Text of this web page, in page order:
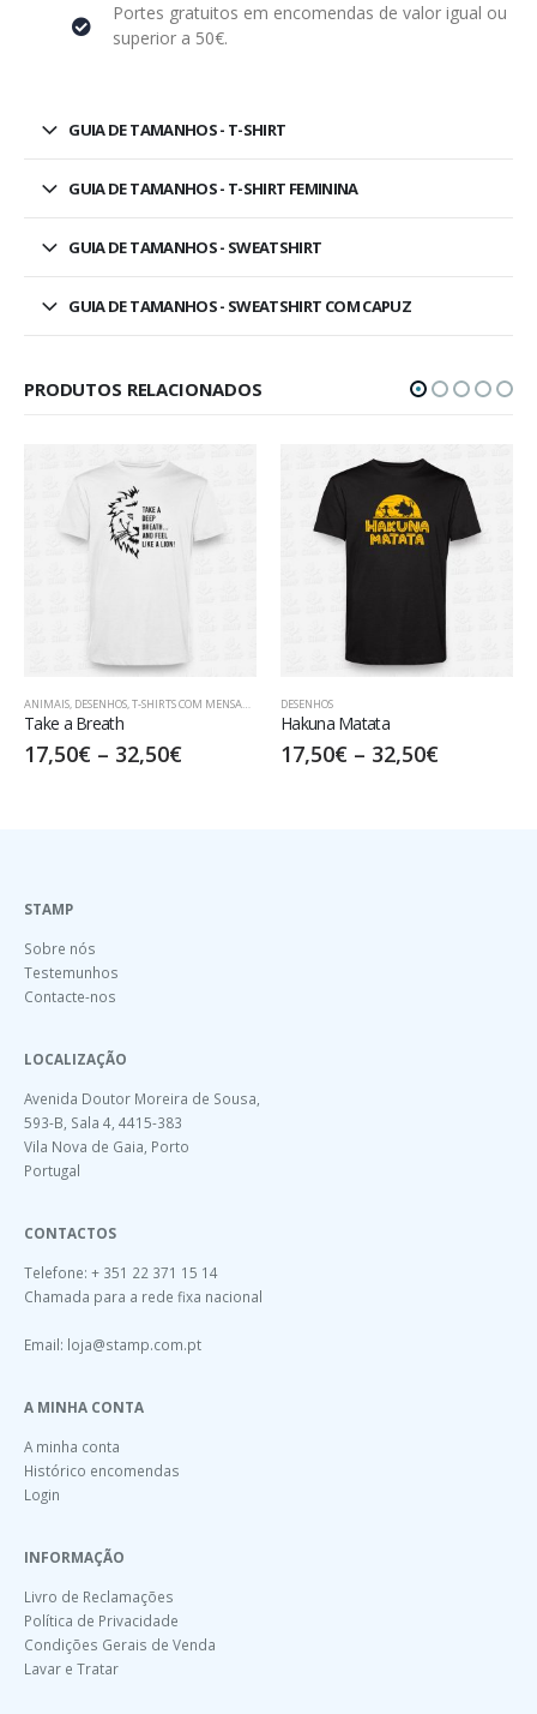
Portes gratuitos em encomendas de valor igual ou
superior a 50€.
GUIA DE TAMANHOS - T-SHIRT
GUIA DE TAMANHOS - T-SHIRT FEMININA
GUIA DE TAMANHOS - SWEATSHIRT
GUIA DE TAMANHOS - SWEATSHIRT COM CAPUZ
PRODUTOS RELACIONADOS
T-SHIRTS COM MENSAGENS
32,50€
DESENHOS
17,50 32,50€ 17,50
STAMP
Sobre nós
Testemunhos
Contacte-nos
LOCALIZAÇÃO
Avenida Doutor Moreira de Sousa,
593-B, Sala 4, 4415-383
Vila Nova de Gaia, Porto
Portugal
CONTACTOS
Telefone: + 351 22 371 15 14
Chamada para a rede fixa nacional
Email: loja@stamp.com.pt
A MINHA CONTA
A minha conta
Histórico encomendas
Login
INFORMAÇÃO
Livro de Reclamações
Política de Privacidade
Condições Gerais de Venda
Lavar e Tratar